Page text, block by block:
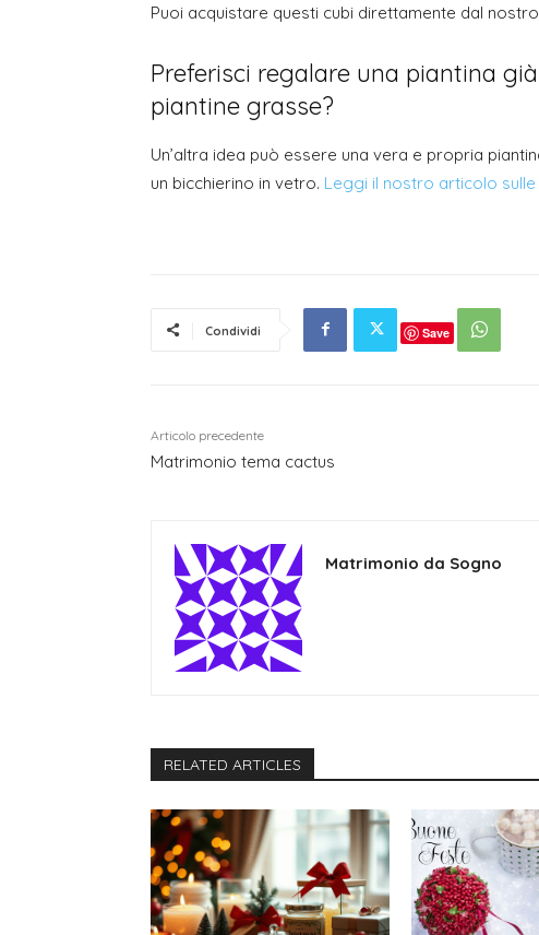
Puoi acquistare questi cubi direttamente dal
Preferisci regalare una piantina
piantine grasse?
Un’altra idea può essere una vera e propria
un bicchierino in vetro. Leggi il nostro articolo
Condividi Save
Articolo precedente
Matrimonio tema cactus
Matrimonio da Sogno
RELATED ARTICLES